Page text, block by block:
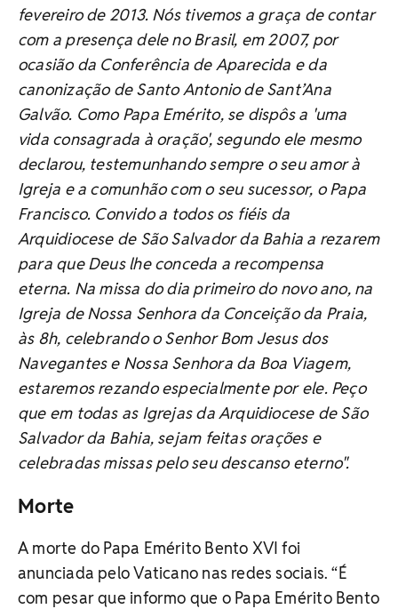
fevereiro de 2013. Nós tivemos a graça de contar
com a presença dele no Brasil, em 2007, por
ocasião da Conferência de Aparecida e da
canonização de Santo Antonio de Sant’Ana
Galvão. Como Papa Emérito, se dispôs a 'uma
vida consagrada à oração', segundo ele mesmo
declarou, testemunhando sempre o seu amor à
Igreja e a comunhão com o seu sucessor, o Papa
Francisco. Convido a todos os fiéis da
Arquidiocese de São Salvador da Bahia a rezarem
para que Deus lhe conceda a recompensa
eterna. Na missa do dia primeiro do novo ano, na
Igreja de Nossa Senhora da Conceição da Praia,
às 8h, celebrando o Senhor Bom Jesus dos
Navegantes e Nossa Senhora da Boa Viagem,
estaremos rezando especialmente por ele. Peço
que em todas as Igrejas da Arquidiocese de São
Salvador da Bahia, sejam feitas orações e
celebradas missas pelo seu descanso eterno".
Morte
A morte do Papa Emérito Bento XVI foi
anunciada pelo Vaticano nas redes sociais. “É
com pesar que informo que o Papa Emérito Bento